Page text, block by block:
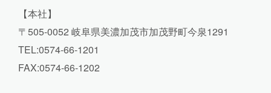
【本社】
〒505-0052 岐阜県美濃加茂市加茂野町今泉1291
TEL:0574-66-1201
FAX:0574-66-1202